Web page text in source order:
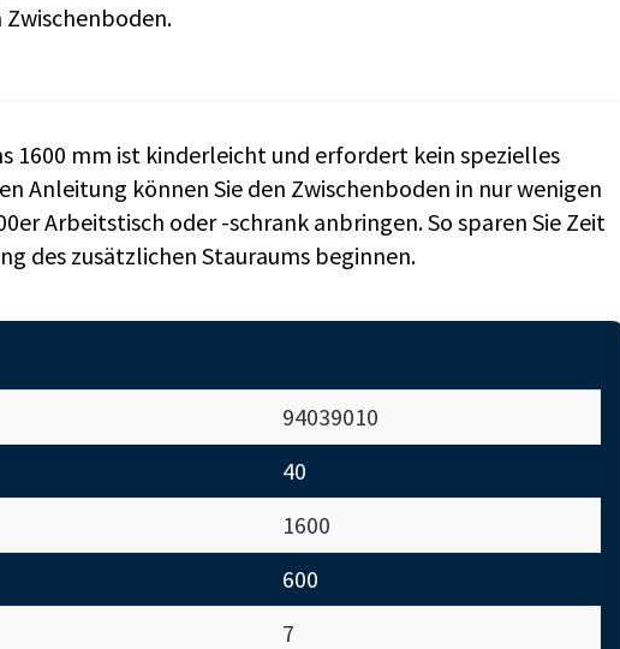
Zwischenboden.
1600 mm ist kinderleicht und erfordert kein spezielles
Anleitung können Sie den Zwischenboden in nur wenigen
Arbeitstisch oder -schrank anbringen. So sparen Sie Zeit
des zusätzlichen Stauraums beginnen.
94039010
40
1600
600
7